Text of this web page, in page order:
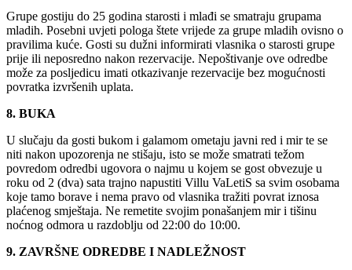
Grupe gostiju do 25 godina starosti i mlađi se smatraju grupama
mladih. Posebni uvjeti pologa štete vrijede za grupe mladih ovisno o
pravilima kuće. Gosti su dužni informirati vlasnika o starosti grupe
prije ili neposredno nakon rezervacije. Nepoštivanje ove odredbe
može za posljedicu imati otkazivanje rezervacije bez mogućnosti
povratka izvršenih uplata.
8. BUKA
U slučaju da gosti bukom i galamom ometaju javni red i mir te se
niti nakon upozorenja ne stišaju, isto se može smatrati težom
povredom odredbi ugovora o najmu u kojem se gost obvezuje u
roku od 2 (dva) sata trajno napustiti Villu VaLetiS sa svim osobama
koje tamo borave i nema pravo od vlasnika tražiti povrat iznosa
plaćenog smještaja. Ne remetite svojim ponašanjem mir i tišinu
noćnog odmora u razdoblju od 22:00 do 10:00.
9. ZAVRŠNE ODREDBE I NADLEŽNOST